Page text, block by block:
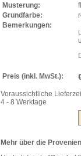
Musterung:
Grundfarbe:
Bemerkungen:
Preis (inkl. MwSt.):
Voraussichtliche
4 - 8 Werktage
Mehr über die